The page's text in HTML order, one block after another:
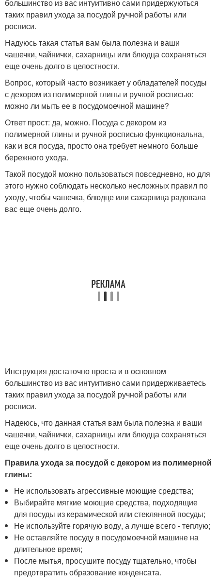
большинство из вас интуитивно сами придержуються
таких правил ухода за посудой ручной работы или
росписи.
Надуюсь такая статья вам была полезна и ваши
чашечки, чайнички, сахарницы или блюдца сохраняться
еще очень долго в целостности.
Вопрос, который часто возникает у обладателей посуды
с декором из полимерной глины и ручной росписью:
можно ли мыть ее в посудомоечной машине?
Ответ прост: да, можно. Посуда с декором из
полимерной глины и ручной росписью функциональна,
как и вся посуда, просто она требует немного больше
бережного ухода.
Такой посудой можно пользоваться повседневно, но для
этого нужно соблюдать несколько несложных правил по
уходу, чтобы чашечка, блюдце или сахарница радовала
вас еще очень долго.
Инструкция достаточно проста и в основном
большинство из вас интуитивно сами придерживаетесь
таких правил ухода за посудой ручной работы или
росписи.
Надеюсь, что данная статья вам была полезна и ваши
чашечки, чайнички, сахарницы или блюдца сохраняться
еще очень долго в целостности.
Правила ухода за посудой с декором из полимерной
глины:
Не использовать агрессивные моющие средства;
Выбирайте мягкие моющие средства, подходящие
для посуды из керамической или стеклянной посуды;
Не используйте горячую воду, а лучше всего - теплую;
Не оставляйте посуду в посудомоечной машине на
длительное время;
После мытья, просушите посуду тщательно, чтобы
предотвратить образование конденсата.